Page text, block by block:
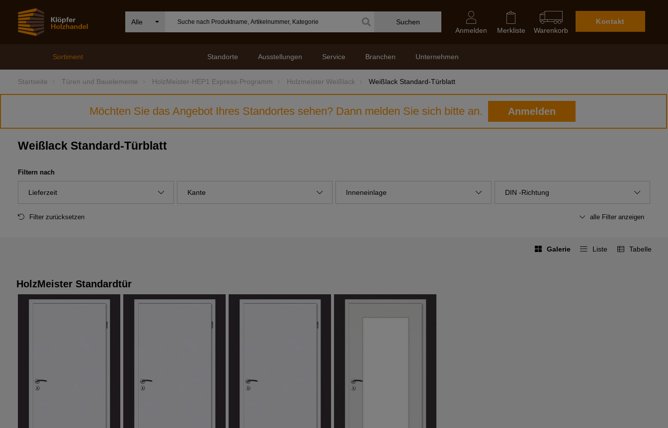
Alle Suchen
Kontakt
Warenkorb
Merkliste
Anmelden
Unternehmen
Branchen
Service
Ausstellungen
Standorte
Sortiment
Startseite Türen und Bauelemente HolzMeister-HEP1 Express-Programm Holzmeister Weißlack Weißlack Standard-Türblatt
Möchten Sie das Angebot Ihres Standortes sehen? Dann melden Sie sich bitte an. Anmelden
Weißlack Standard-Türblatt
Filtern nach
Lieferzeit Kante Inneneinlage DIN -Richtung
alle Filter anzeigen
Filter zurücksetzen
Galerie Liste Tabelle
HolzMeister Standardtür